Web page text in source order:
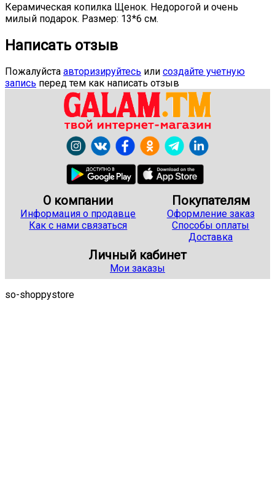
Керамическая копилка Щенок. Недорогой и очень
милый подарок. Размер: 13*6 см.
Написать отзыв
Пожалуйста авторизируйтесь или создайте учетную
запись перед тем как написать отзыв
О компании
Информация о продавце
Как с нами связаться
Покупателям
Оформление заказ
Способы оплаты
Доставка
Личный кабинет
Мои заказы
so-shoppystore